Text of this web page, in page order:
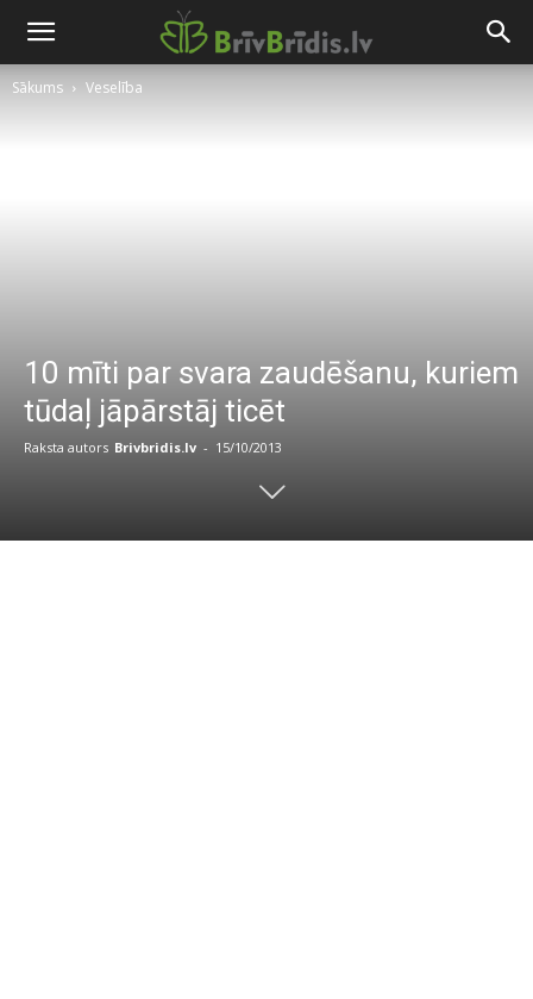
Sākums Veselība
10 mīti par svara zaudēšanu, kuriem
tūdaļ jāpārstāj ticēt
Raksta autors Brivbridis.lv - 15/10/2013